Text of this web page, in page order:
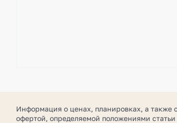
Информация о ценах, планировках, а также
офертой, определяемой положениями